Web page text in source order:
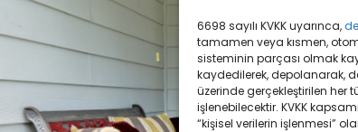
6698 sayılı KVKK uyarınca,
tamamen veya kısmen,
sisteminin parçası olmak
kaydedilerek, depolanarak,
üzerinde gerçekleştirilen her
işlenebilecektir. KVKK
“kişisel verilerin işlenmesi”